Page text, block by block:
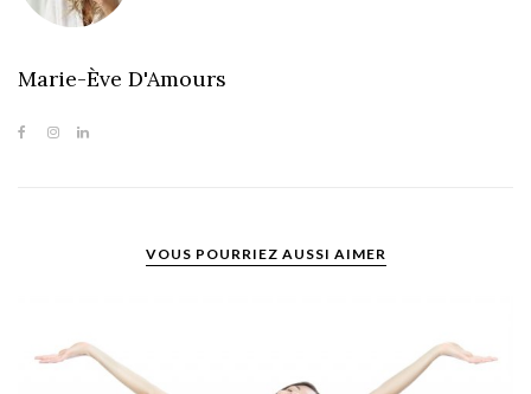
Marie-Ève D'Amours
VOUS POURRIEZ AUSSI AIMER